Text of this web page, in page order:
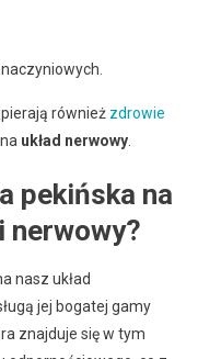
również zdrowie
układ nerwowy.
pekińska na
nerwowy?
nasz układ
jej bogatej gamy
znajduje się w tym